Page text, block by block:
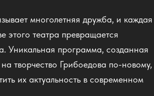
многолетняя дружба, и каждая
этого театра превращается
Уникальная программа, созданная
творчество Грибоедова по-новому,
их актуальность в современном